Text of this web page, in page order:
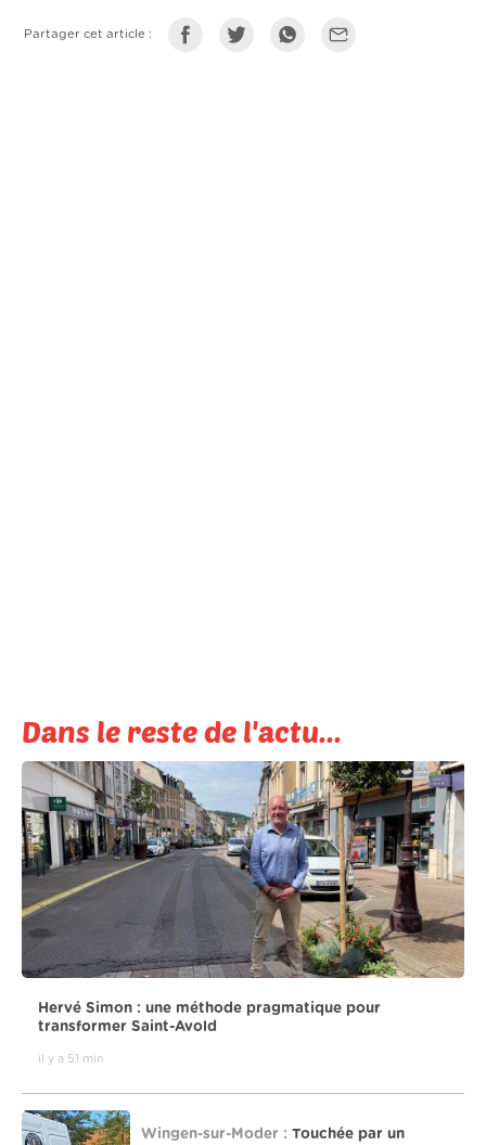
Partager cet article :
Dans le reste de l'actu...
Hervé Simon : une méthode pragmatique pour
transformer Saint-Avold
il y a 51 min
Wingen-sur-Moder : Touchée par un